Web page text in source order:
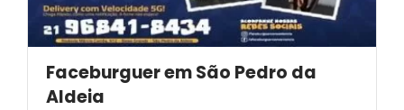
Faceburguer em São Pedro da
Aldeia